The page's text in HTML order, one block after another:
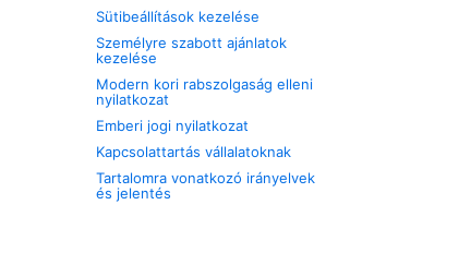
Sütibeállítások kezelése
Személyre szabott ajánlatok
kezelése
Modern kori rabszolgaság elleni
nyilatkozat
Emberi jogi nyilatkozat
Kapcsolattartás vállalatoknak
Tartalomra vonatkozó irányelvek
és jelentés